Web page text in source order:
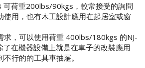
可荷重200lbs/90kgs，較常接受的詢問
使用，也有木工設計應用在起居室或窗
求，可以使用荷重 400lbs/180kgs 的NJ-
了在機器設備上就是在車子的改裝應用
行的的工具車抽屜。